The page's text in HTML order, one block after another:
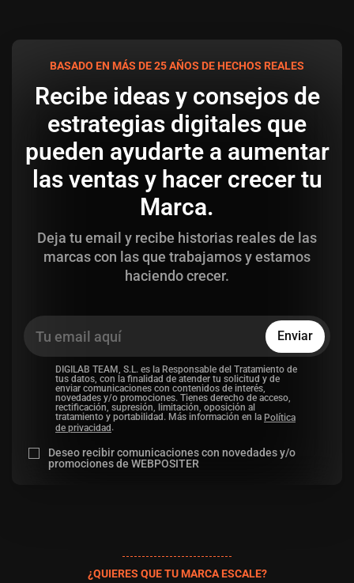
BASADO EN MÁS DE 25 AÑOS DE HECHOS REALES
Recibe ideas y consejos de
estrategias digitales que
pueden ayudarte a aumentar
las ventas y hacer crecer tu
Marca.
Deja tu email y recibe historias reales de las
marcas con las que trabajamos y estamos
haciendo crecer.
DIGILAB TEAM, S.L. es la Responsable del Tratamiento de
tus datos, con la finalidad de atender tu solicitud y de
enviar comunicaciones con contenidos de interés,
novedades y/o promociones. Tienes derecho de acceso,
rectificación, supresión, limitación, oposición al
tratamiento y portabilidad. Más información en la Política
de privacidad .
Deseo recibir comunicaciones con novedades y/o
promociones de WEBPOSITER
Enviar
¿QUIERES QUE TU MARCA ESCALE?